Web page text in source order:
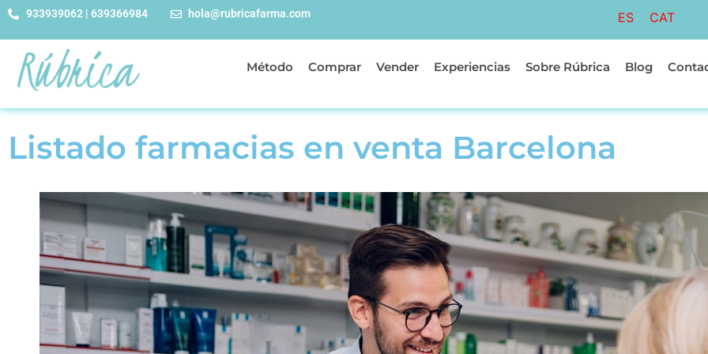
933939062 | 639366984 hola@rubricafarma.com ES CAT
Método Comprar Vender Experiencias Sobre Rúbrica Blog
Listado farmacias en venta Barcelona